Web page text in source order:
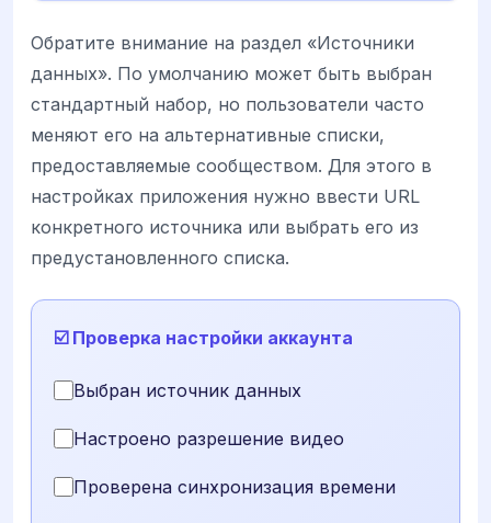
Обратите внимание на раздел «Источники
данных». По умолчанию может быть выбран
стандартный набор, но пользователи часто
меняют его на альтернативные списки,
предоставляемые сообществом. Для этого в
настройках приложения нужно ввести URL
конкретного источника или выбрать его из
предустановленного списка.
☑️ Проверка настройки аккаунта
Выбран источник данных
Настроено разрешение видео
Проверена синхронизация времени